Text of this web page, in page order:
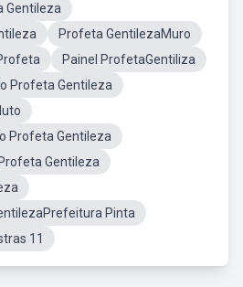
Gentileza
Profeta GentilezaMuro
Painel ProfetaGentiliza
Profeta Gentileza
Profeta Gentileza
Gentileza
Pinta
11